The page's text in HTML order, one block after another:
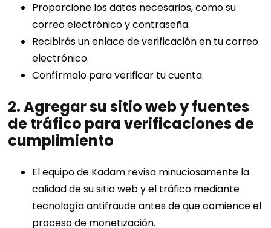
Proporcione los datos necesarios, como su
correo electrónico y contraseña.
Recibirás un enlace de verificación en tu correo
electrónico.
Confírmalo para verificar tu cuenta.
2. Agregar su sitio web y fuentes
de tráfico para verificaciones de
cumplimiento
El equipo de Kadam revisa minuciosamente la
calidad de su sitio web y el tráfico mediante
tecnología antifraude antes de que comience el
proceso de monetización.